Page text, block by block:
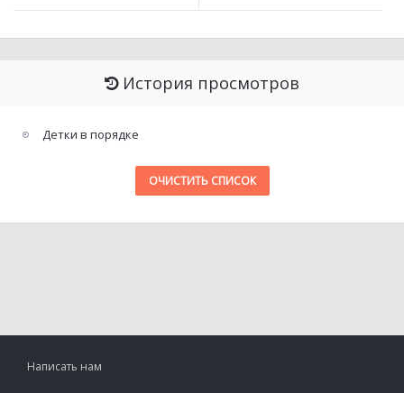
История просмотров
Детки в порядке
ОЧИСТИТЬ СПИСОК
Написать нам